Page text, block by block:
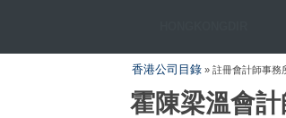
香港公司目錄 » 註冊會計師事務
霍陳梁溫會